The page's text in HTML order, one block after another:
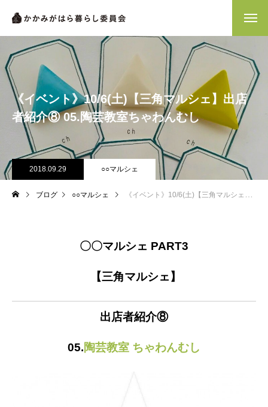
《イベント》10/6(土)【三角マルシェ】出店
者紹介⑧ 05.陶芸教室ちゃわんむし
2018.09.29 ○○マルシェ
ブログ ○○マルシェ 《イベント》10/6(土)【三角マルシェ】出店者紹介⑧ 05.陶芸教室ちゃわんむし
〇〇マルシェ PART3
【三角マルシェ】
出店者紹介⑧
05.陶芸教室 ちゃわんむし